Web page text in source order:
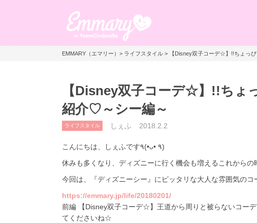
EMMARY（エマリー）>ライフスタイル> 【Disney双子コーデ☆】!!ちょっ
【Disney双子コーデ☆】!!ちょ
紹介♡～シー編～
ライフスタイル しぇふ 2018.2.2
こんにちは、しぇふです٩(•ᴗ• ٩)
休みも多くなり、ディズニーに行く機会も増えるこれからの
今回は、『ディズニーシー』にピッタリな大人な雰囲気のコ
https://emmary.jp/life/20180201/
前編 【Disney双子コーデ☆】王道から周りと被らないコー
てくださいね☆